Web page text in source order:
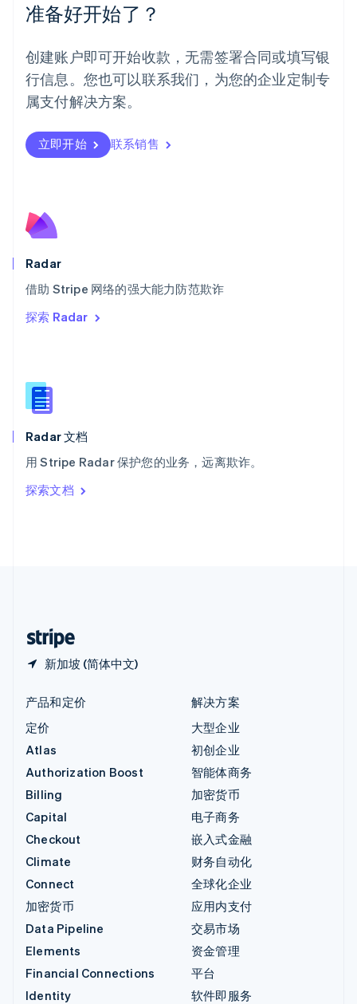
准备好开始了？
创建账户即可开始收款，无需签署合同或填写银
行信息。您也可以联系我们，为您的企业定制专
属支付解决方案。
立即开始 联系销售
Radar
借助 Stripe 网络的强大能力防范欺诈
探索 Radar
Radar 文档
用 Stripe Radar 保护您的业务，远离欺诈。
探索文档
新加坡 (简体中文)
English
葡萄牙
日本
日本語 English
瑞典
SvenskaEnglish
Deutsch FrançaisItaliano English
塞浦路斯
斯洛文尼亚
English
ไทย
希腊
English
西班牙
新西兰
English
匈牙利
English
ItalianoEnglish
印度
English
产品和定价
定价
Atlas
Authorization Boost
Billing
Capital
Checkout
Climate
Connect
加密货币
Data Pipeline
Elements
Financial Connections
Identity
解决方案
大型企业
初创企业
智能体商务
加密货币
电子商务
嵌入式金融
财务自动化
全球化企业
应用内支付
交易市场
资金管理
平台
软件即服务